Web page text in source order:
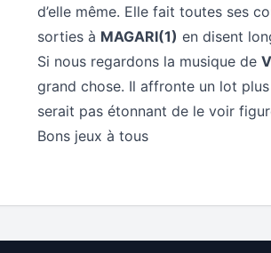
d’elle même. Elle fait toutes ses
sorties à MAGARI(1) en disent
Si nous regardons la musique de
grand chose. Il affronte un lot
serait pas étonnant de le voir
Bons jeux à tous